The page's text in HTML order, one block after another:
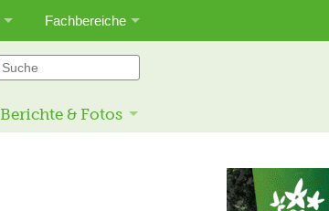
Fachbereiche
Berichte & Fotos